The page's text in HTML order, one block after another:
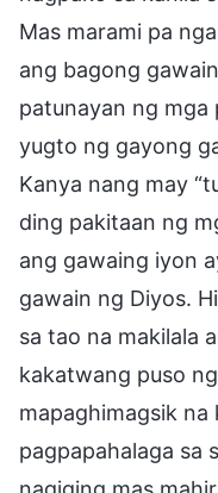
Mas marami pa
ang bagong
patunayan ng mga
yugto ng gayong
Kanya nang may
ding pakitaan ng
ang gawaing iyon
gawain ng Diyos.
sa tao na makilala
kakatwang puso
mapaghimagsik na
pagpapahalaga sa